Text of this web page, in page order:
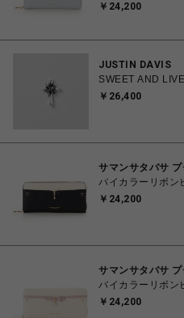
￥24,200
JUSTIN DAVIS
SWEET AND
￥26,400
サマンサタバサ
バイカラーリボ
￥24,200
サマンサタバサ
バイカラーリボ
￥24,200